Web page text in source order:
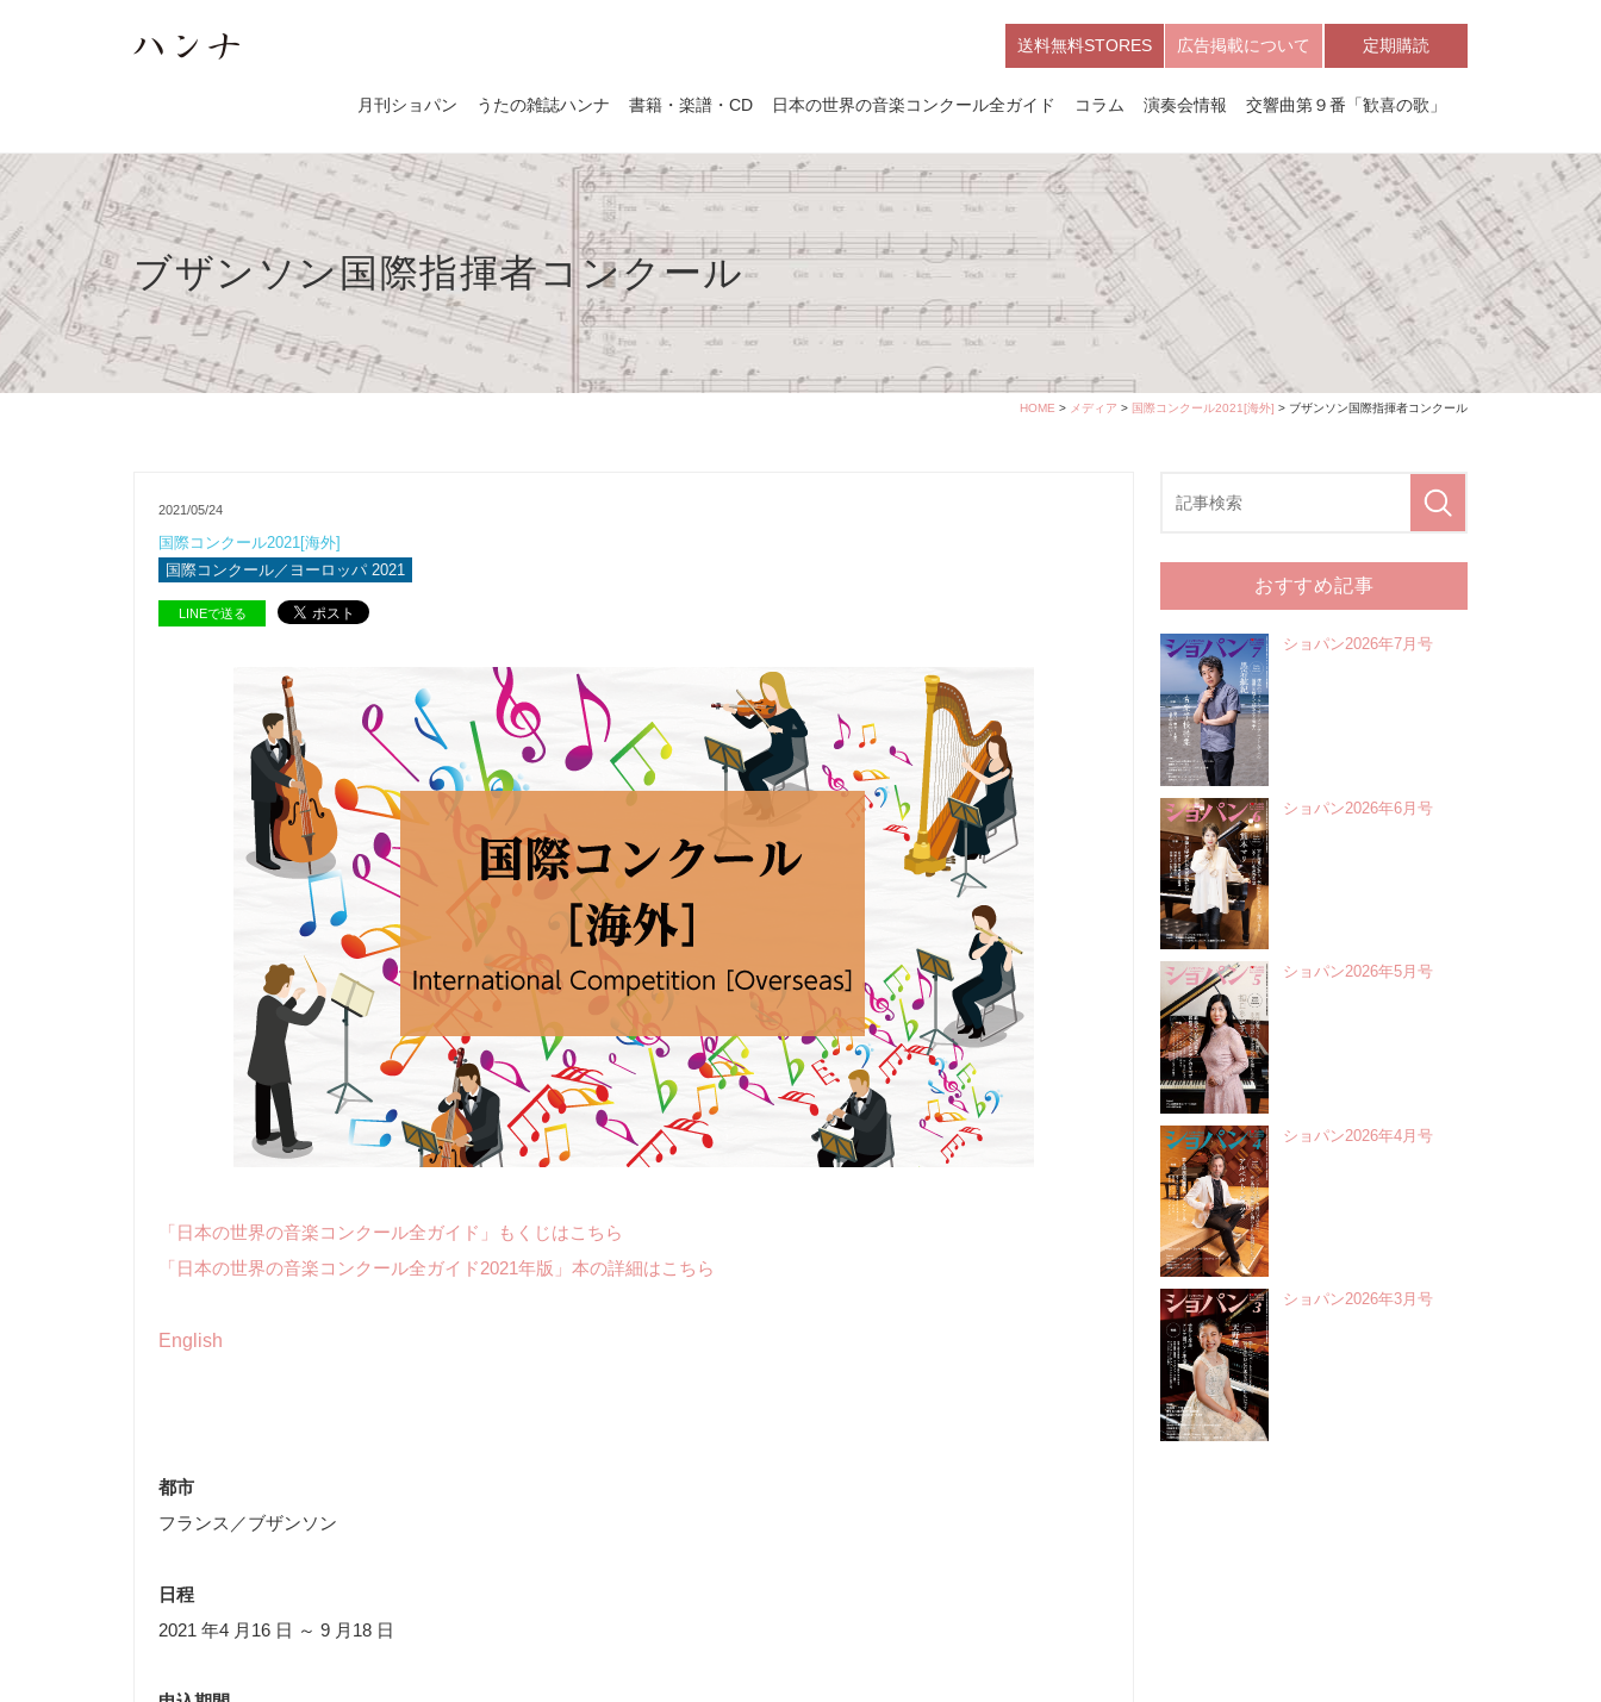
送料無料STORES 広告掲載について 定期購読
月刊ショパン うたの雑誌ハンナ 書籍・楽譜・CD 日本の世界の音楽コンクール全ガイド コラム 演奏会情報 交響曲第９番「歓喜の歌」
ブザンソン国際指揮者コンクール
HOME > メディア > 国際コンクール2021[海外] > ブザンソン国際指揮者コンクール
2021/05/24
国際コンクール2021[海外]
国際コンクール／ヨーロッパ 2021
LINEで送る
「日本の世界の音楽コンクール全ガイド」もくじはこちら
「日本の世界の音楽コンクール全ガイド2021年版」本の詳細はこちら
English
都市
フランス／ブザンソン
日程
2021 年4 月16 日 ～ 9 月18 日
おすすめ記事
ショパン2026年7月号
ショパン2026年6月号
ショパン2026年5月号
ショパン2026年4月号
ショパン2026年3月号